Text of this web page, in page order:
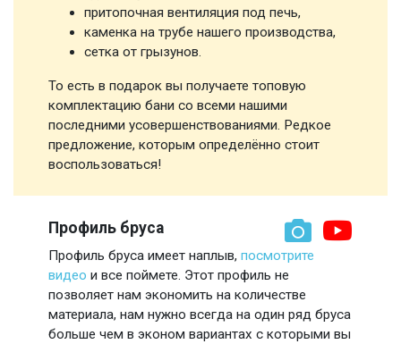
притопочная вентиляция под печь,
каменка на трубе нашего производства,
сетка от грызунов.
То есть в подарок вы получаете топовую
комплектацию бани со всеми нашими
последними усовершенствованиями. Редкое
предложение, которым определённо стоит
воспользоваться!
Профиль бруса
Профиль бруса имеет наплыв, посмотрите
видео и все поймете. Этот профиль не
позволяет нам экономить на количестве
материала, нам нужно всегда на один ряд бруса
больше чем в эконом вариантах с которыми вы